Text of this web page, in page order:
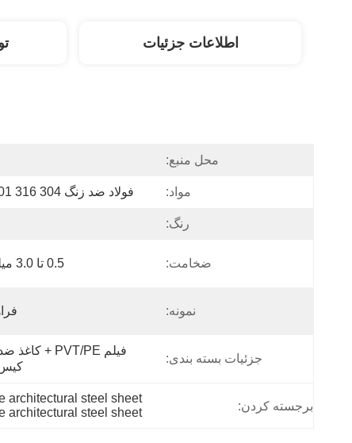
اطلاعات جزئیات
محل منبع:
مواد: فولاد ضد زنگ 304 316 201 430
رنگ:
ضخامت: 0.5 تا 3.0 میلی متر
نمونه:
جزئیات بسته بندی:
برجسته کردن:
architectural steel sheet
architectural steel sheet